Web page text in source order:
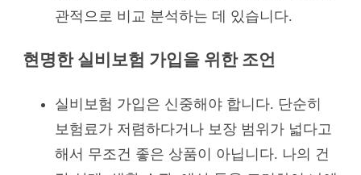
관적으로 비교 분석하는 데 있습니다.
현명한 실비보험 가입을 위한 조언
실비보험 가입은 신중해야 합니다. 단순히
보험료가 저렴하다거나 보장 범위가 넓다고
해서 무조건 좋은 상품이 아닙니다. 나의 건